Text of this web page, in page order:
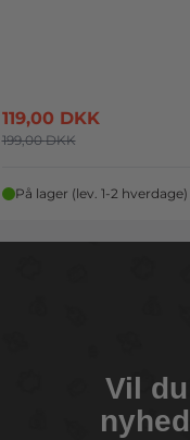
119,00 DKK
199,00DKK
På lager (lev. 1-2 hverdage)
Vil